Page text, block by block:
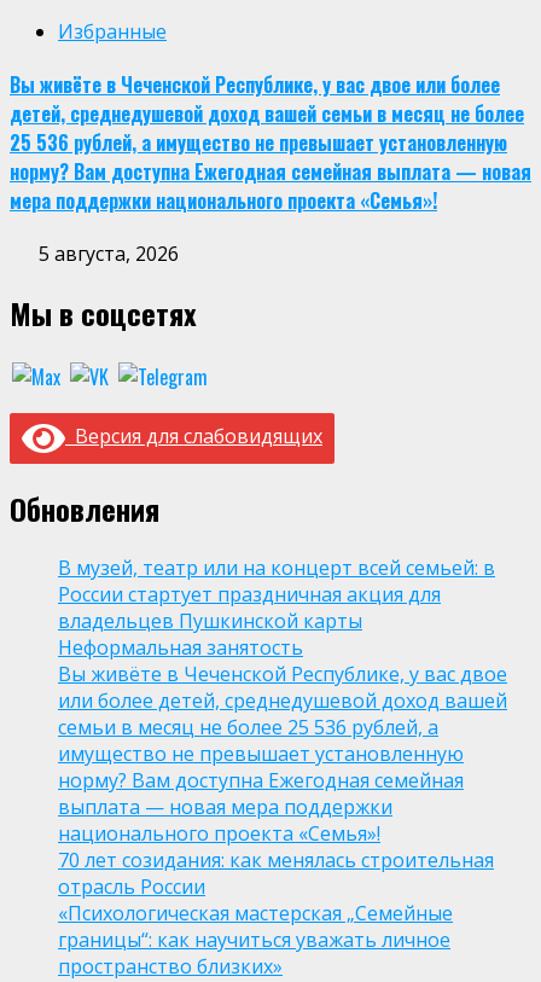
Избранные
Вы живёте в Чеченской Республике, у вас двое или более
детей, среднедушевой доход вашей семьи в месяц не более
25 536 рублей, а имущество не превышает установленную
норму? Вам доступна Ежегодная семейная выплата — новая
мера поддержки национального проекта «Семья»!
5 августа, 2026
Мы в соцсетях
Версия для слабовидящих
Обновления
В музей, театр или на концерт всей семьей: в
России стартует праздничная акция для
владельцев Пушкинской карты
Неформальная занятость
Вы живёте в Чеченской Республике, у вас двое
или более детей, среднедушевой доход вашей
семьи в месяц не более 25 536 рублей, а
имущество не превышает установленную
норму? Вам доступна Ежегодная семейная
выплата — новая мера поддержки
национального проекта «Семья»!
70 лет созидания: как менялась строительная
отрасль России
«Психологическая мастерская „Семейные
границы“: как научиться уважать личное
пространство близких»